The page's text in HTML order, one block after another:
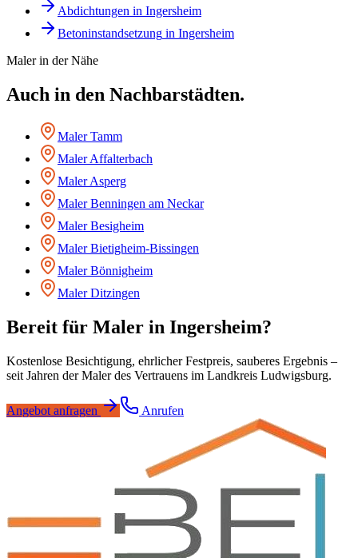
Abdichtungen in Ingersheim
Betoninstandsetzung in Ingersheim
Malerin der Nähe
Auch in den Nachbarstädten.
Maler Tamm
Maler Affalterbach
Maler Asperg
Maler Benningen am Neckar
Maler Besigheim
Maler Bietigheim-Bissingen
Maler Bönnigheim
Maler Ditzingen
Bereit für Maler in Ingersheim?
Kostenlose Besichtigung, ehrlicher Festpreis, sauberes Ergebnis –
seit Jahren der Maler des Vertrauens im Landkreis Ludwigsburg.
Angebot anfragen Anrufen